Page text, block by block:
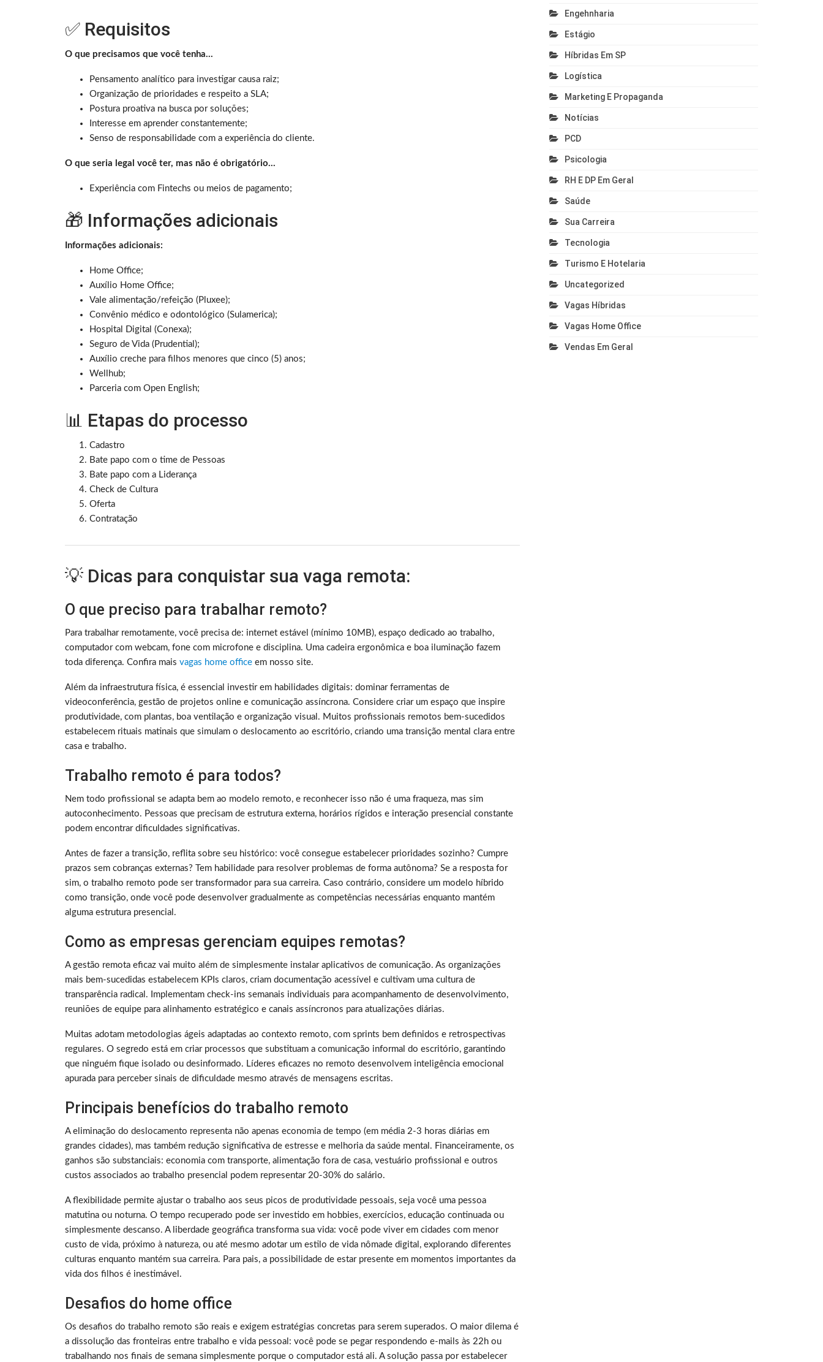
✅ Requisitos
O que precisamos que você tenha…
Pensamento analítico para investigar causa raiz;
Organização de prioridades e respeito a SLA;
Postura proativa na busca por soluções;
Interesse em aprender constantemente;
Senso de responsabilidade com a experiência do cliente.
O que seria legal você ter, mas não é obrigatório…
Experiência com Fintechs ou meios de pagamento;
🎁 Informações adicionais
Informações adicionais:
Home Office;
Auxílio Home Office;
Vale alimentação/refeição (Pluxee);
Convênio médico e odontológico (Sulamerica);
Hospital Digital (Conexa);
Seguro de Vida (Prudential);
Auxílio creche para filhos menores que cinco (5) anos;
Wellhub;
Parceria com Open English;
📊 Etapas do processo
Cadastro
Bate papo com o time de Pessoas
Bate papo com a Liderança
Check de Cultura
Oferta
Contratação
💡 Dicas para conquistar sua vaga remota:
O que preciso para trabalhar remoto?
Para trabalhar remotamente, você precisa de: internet estável (mínimo 10MB), espaço dedicado ao trabalho,
computador com webcam, fone com microfone e disciplina. Uma cadeira ergonômica e boa iluminação fazem
toda diferença. Confira mais vagas home office em nosso site.
Além da infraestrutura física, é essencial investir em habilidades digitais: dominar ferramentas de
videoconferência, gestão de projetos online e comunicação assíncrona. Considere criar um espaço que inspire
produtividade, com plantas, boa ventilação e organização visual. Muitos profissionais remotos bem-sucedidos
estabelecem rituais matinais que simulam o deslocamento ao escritório, criando uma transição mental clara entre
casa e trabalho.
Trabalho remoto é para todos?
Nem todo profissional se adapta bem ao modelo remoto, e reconhecer isso não é uma fraqueza, mas sim
autoconhecimento. Pessoas que precisam de estrutura externa, horários rígidos e interação presencial constante
podem encontrar dificuldades significativas.
Antes de fazer a transição, reflita sobre seu histórico: você consegue estabelecer prioridades sozinho? Cumpre
prazos sem cobranças externas? Tem habilidade para resolver problemas de forma autônoma? Se a resposta for
sim, o trabalho remoto pode ser transformador para sua carreira. Caso contrário, considere um modelo híbrido
como transição, onde você pode desenvolver gradualmente as competências necessárias enquanto mantém
alguma estrutura presencial.
Como as empresas gerenciam equipes remotas?
A gestão remota eficaz vai muito além de simplesmente instalar aplicativos de comunicação. As organizações
mais bem-sucedidas estabelecem KPIs claros, criam documentação acessível e cultivam uma cultura de
transparência radical. Implementam check-ins semanais individuais para acompanhamento de desenvolvimento,
reuniões de equipe para alinhamento estratégico e canais assíncronos para atualizações diárias.
Muitas adotam metodologias ágeis adaptadas ao contexto remoto, com sprints bem definidos e retrospectivas
regulares. O segredo está em criar processos que substituam a comunicação informal do escritório, garantindo
que ninguém fique isolado ou desinformado. Líderes eficazes no remoto desenvolvem inteligência emocional
apurada para perceber sinais de dificuldade mesmo através de mensagens escritas.
Principais benefícios do trabalho remoto
A eliminação do deslocamento representa não apenas economia de tempo (em média 2-3 horas diárias em
grandes cidades), mas também redução significativa de estresse e melhoria da saúde mental. Financeiramente, os
ganhos são substanciais: economia com transporte, alimentação fora de casa, vestuário profissional e outros
custos associados ao trabalho presencial podem representar 20-30% do salário.
A flexibilidade permite ajustar o trabalho aos seus picos de produtividade pessoais, seja você uma pessoa
matutina ou noturna. O tempo recuperado pode ser investido em hobbies, exercícios, educação continuada ou
simplesmente descanso. A liberdade geográfica transforma sua vida: você pode viver em cidades com menor
custo de vida, próximo à natureza, ou até mesmo adotar um estilo de vida nômade digital, explorando diferentes
culturas enquanto mantém sua carreira. Para pais, a possibilidade de estar presente em momentos importantes da
vida dos filhos é inestimável.
Desafios do home office
Os desafios do trabalho remoto são reais e exigem estratégias concretas para serem superados. O maior dilema é
a dissolução das fronteiras entre trabalho e vida pessoal: você pode se pegar respondendo e-mails às 22h ou
trabalhando nos finais de semana simplesmente porque o computador está ali. A solução passa por estabelecer
Engehnharia
Estágio
Híbridas Em SP
Logística
Marketing E Propaganda
Notícias
PCD
Psicologia
RH E DP Em Geral
Saúde
Sua Carreira
Tecnologia
Turismo E Hotelaria
Uncategorized
Vagas Híbridas
Vagas Home Office
Vendas Em Geral